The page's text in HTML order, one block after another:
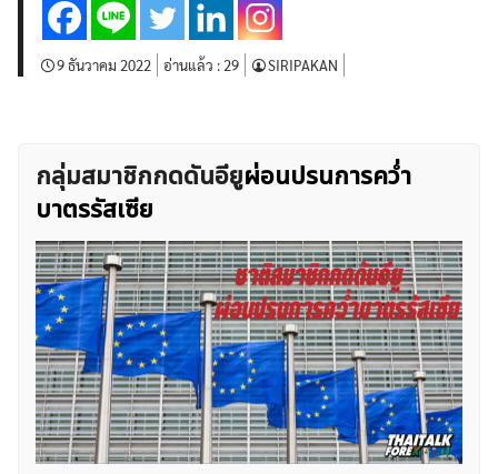
สินค้าโภคภัณฑ์
โบรกเกอร์ FX
โปรโมชั่น Forex
กองทุน Forex
ฟรี EA
9 ธันวาคม 2022 อ่านแล้ว :29 SIRIPAKAN
กลุ่มสมาชิกกดดันอียูผ่อนปรนการคว่ำ
บาตรรัสเซีย